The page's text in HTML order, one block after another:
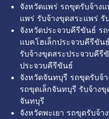
จังหวัดแพร่ รถขุดรับจ้าง
แพร่ รับจ้างขุดสระแพร่ รั
จังหวัดประจวบคีรีขันธ์ ร
แบคโฮเล็กประจวบคีรีขัน
รับจ้างขุดสระประจวบคีรี
ประจวบคีรีขันธ์
จังหวัดจันทบุรี รถขุดรับจ้
รถขุดเล็กจันทบุรี รับจ้าง
จันทบุรี
จังหวัดพะเยา รถขุดรับจ้า